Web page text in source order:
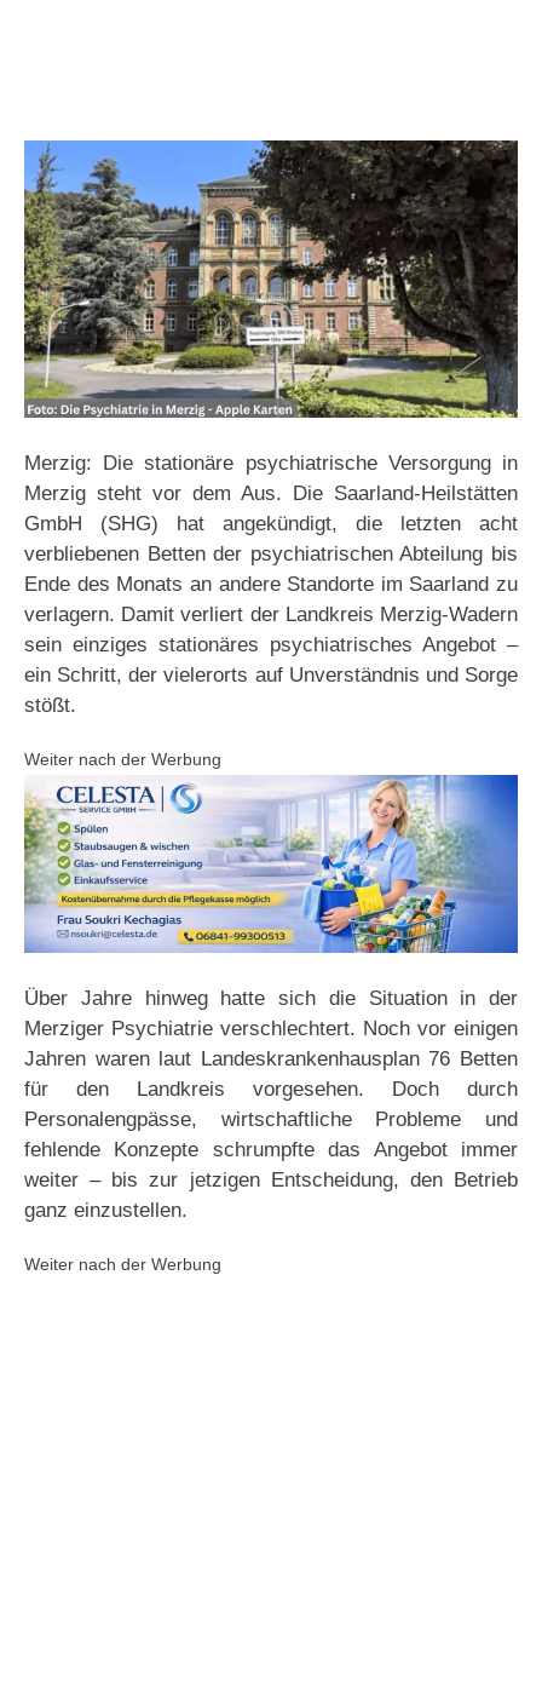
Merzig: Die stationäre psychiatrische Versorgung in
Merzig steht vor dem Aus. Die Saarland-Heilstätten
GmbH (SHG) hat angekündigt, die letzten acht
verbliebenen Betten der psychiatrischen Abteilung bis
Ende des Monats an andere Standorte im Saarland zu
verlagern. Damit verliert der Landkreis Merzig-Wadern
sein einziges stationäres psychiatrisches Angebot –
ein Schritt, der vielerorts auf Unverständnis und Sorge
stößt.
Weiter nach der Werbung
Über Jahre hinweg hatte sich die Situation in der
Merziger Psychiatrie verschlechtert. Noch vor einigen
Jahren waren laut Landeskrankenhausplan 76 Betten
für den Landkreis vorgesehen. Doch durch
Personalengpässe, wirtschaftliche Probleme und
fehlende Konzepte schrumpfte das Angebot immer
weiter – bis zur jetzigen Entscheidung, den Betrieb
ganz einzustellen.
Weiter nach der Werbung